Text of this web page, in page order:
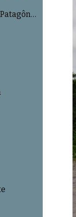
MotoExpediçãoPatagônia